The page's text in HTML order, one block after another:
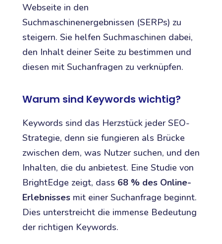
Webseite in den
Suchmaschinenergebnissen (SERPs) zu
steigern. Sie helfen Suchmaschinen dabei,
den Inhalt deiner Seite zu bestimmen und
diesen mit Suchanfragen zu verknüpfen.
Warum sind Keywords wichtig?
Keywords sind das Herzstück jeder SEO-
Strategie, denn sie fungieren als Brücke
zwischen dem, was Nutzer suchen, und den
Inhalten, die du anbietest. Eine Studie von
BrightEdge zeigt, dass 68 % des Online-
Erlebnissesmit einer Suchanfrage beginnt.
Dies unterstreicht die immense Bedeutung
der richtigen Keywords.